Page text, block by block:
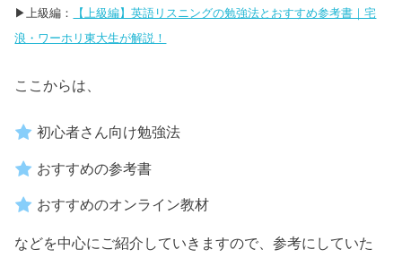
▶︎上級編：
【上級編】英語リスニングの勉強法とおすすめ参考書｜宅
浪・ワーホリ東大生が解説！
ここからは、
初心者さん向け勉強法
おすすめの参考書
おすすめのオンライン教材
などを中心にご紹介していきますので、参考にしていた